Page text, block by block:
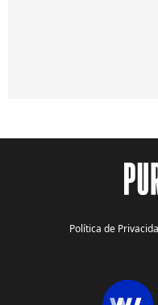
Política de